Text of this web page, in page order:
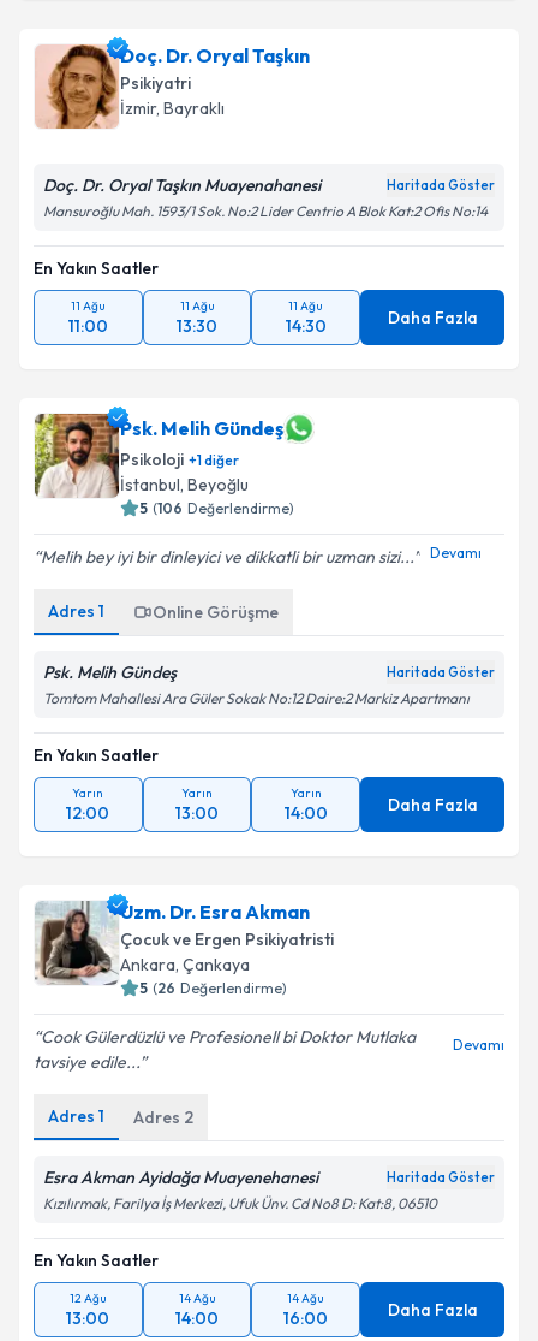
Doç. Dr. Oryal Taşkın
Psikiyatri
İzmir, Bayraklı
Doç. Dr. Oryal Taşkın Muayenahanesi Haritada Göster
Mansuroğlu Mah. 1593/1 Sok. No:2 Lider Centrio A Blok Kat:2 Ofis No:14
En Yakın Saatler
11 Ağu
11:00
11 Ağu
13:30
11 Ağu
14:30 Daha Fazla
Psk. Melih Gündeş
Psikoloji +1diğer
İstanbul, Beyoğlu
5 (106 Değerlendirme)
Melih bey iyi bir dinleyici ve dikkatli bir uzman sizi... Devamı
Adres 1 Online Görüşme
Psk. Melih Gündeş Haritada Göster
Tomtom Mahallesi Ara Güler Sokak No:12 Daire:2 Markiz Apartmanı
En Yakın Saatler
Yarın
12:00
Yarın
13:00
Yarın
14:00 Daha Fazla
Uzm. Dr. Esra Akman
Çocuk ve Ergen Psikiyatristi
Ankara, Çankaya
5 (26 Değerlendirme)
Cook Gülerdüzlü ve Profesionell bi Doktor Mutlaka
tavsiye edile...
Devamı
Adres 1 Adres 2
Esra Akman Ayidağa Muayenehanesi Haritada Göster
Kızılırmak, Farilya İş Merkezi, Ufuk Ünv. Cd No8 D: Kat:8, 06510
En Yakın Saatler
12 Ağu
13:00
14 Ağu
14:00
14 Ağu
16:00 Daha Fazla